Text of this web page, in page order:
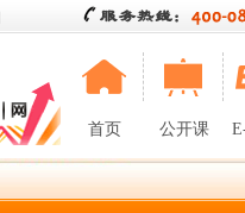
首页 公开课